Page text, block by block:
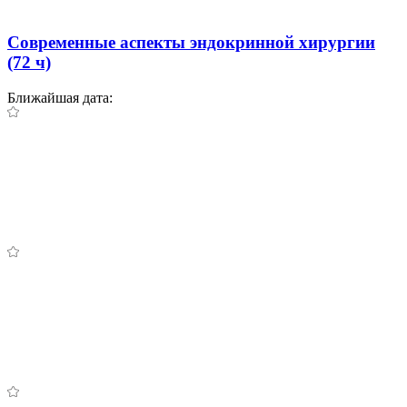
Современные аспекты эндокринной хирургии
(72 ч)
Ближайшая дата: